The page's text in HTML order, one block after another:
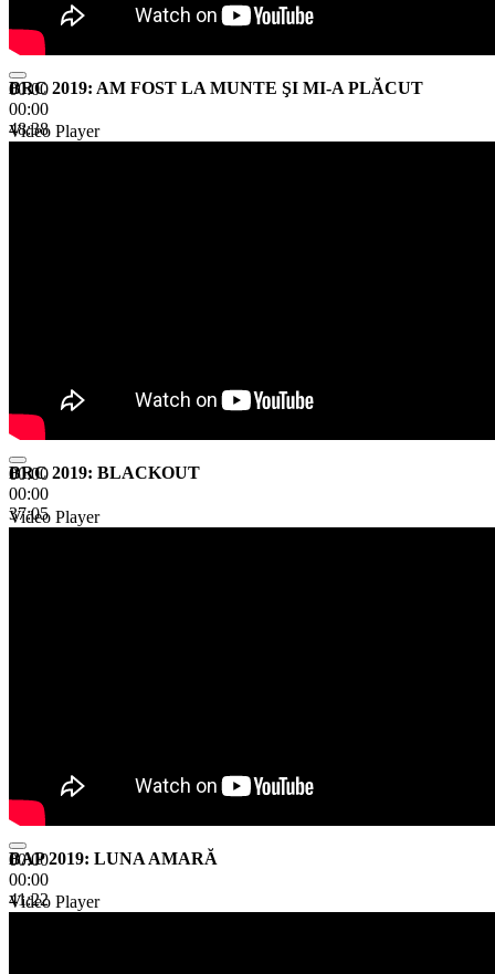
00:00
00:00
48:38
BRC 2019: AM FOST LA MUNTE ŞI MI-A PLĂCUT
Video Player
00:00
00:00
37:05
BRC 2019: BLACKOUT
Video Player
00:00
00:00
41:22
BAP 2019: LUNA AMARĂ
Video Player